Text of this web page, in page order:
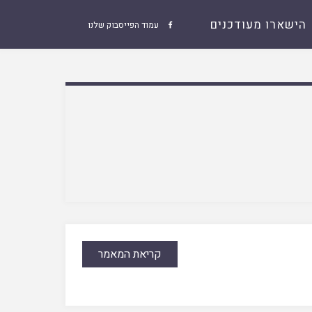
 עמוד הפייסבוק שלנו הישארו מעודכנים
קריאת המאמר